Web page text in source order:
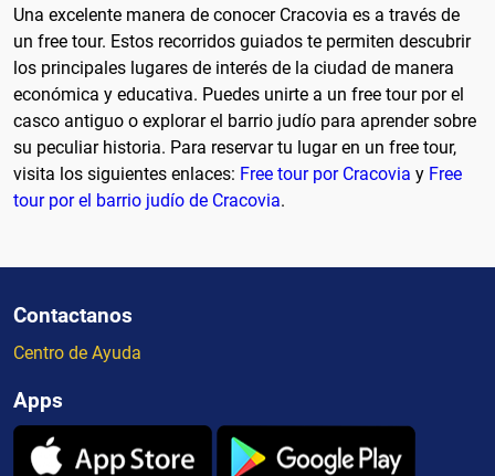
Una excelente manera de conocer Cracovia es a través de
un free tour. Estos recorridos guiados te permiten descubrir
los principales lugares de interés de la ciudad de manera
económica y educativa. Puedes unirte a un free tour por el
casco antiguo o explorar el barrio judío para aprender sobre
su peculiar historia. Para reservar tu lugar en un free tour,
visita los siguientes enlaces: Free tour por Cracovia y Free
tour por el barrio judío de Cracovia.
Contactanos
Centro de Ayuda
Apps